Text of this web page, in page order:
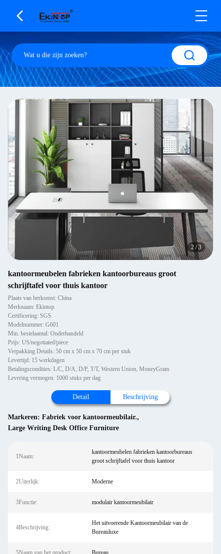
2 /3
kantoormeubelen fabrieken kantoorbureaus groot
schrijftafel voor thuis kantoor
Plaats van herkomst: China
Merknaam: Ekintop
Certificering: SGS
Modelnummer: G601
Min. bestelaantal: Onderhandeld
Prijs: US/negotiated/piece
Verpakking Details: 50 cm x 50 cm x 70 cm per stuk
Levertijd: 15 werkdagen
Betalingscondities: L/C, D/A, D/P, T/T, Western Union, MoneyGram
Levering vermogen: 1000 stuks per dag
Detail Beschrijving
Markeren: Fabriek voor kantoormeubilair.,
Large Writing Desk Office Furniture
1Naam:
kantoormeubelen fabrieken kantoorbureaus
groot schrijftafel voor thuis kantoor
2Uiterlijk: Moderne
3Functie: modulair kantoormeubilair
4Beschrijving:
Het uitvoerende Kantoormeubilair van de
Bureauluxe
5Naam van het product: Bureau